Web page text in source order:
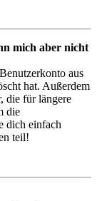
mich aber nicht
aus
hat. Außerdem
die für längere
die
dich einfach
teil!